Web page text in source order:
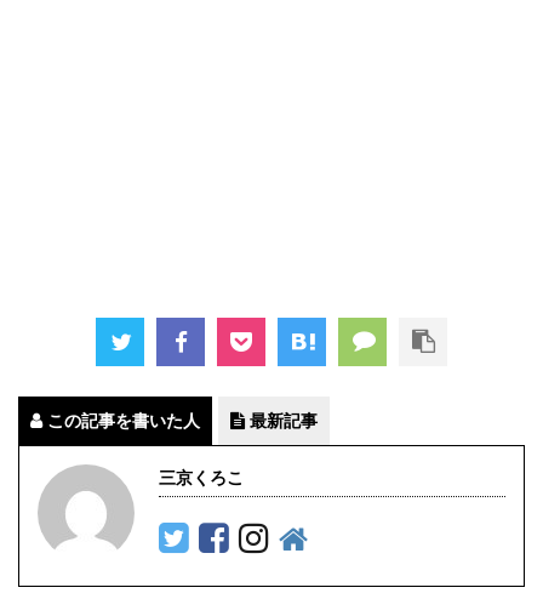
この記事を書いた人 最新記事
三京くろこ